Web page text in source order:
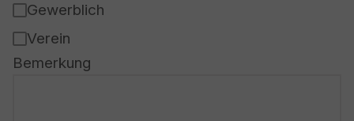
Gewerblich
Verein
Bemerkung